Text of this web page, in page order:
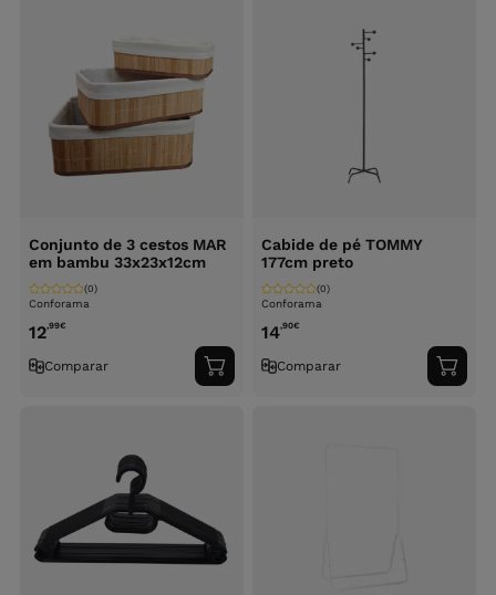
Conjunto de 3 cestos MAR
em bambu 33x23x12cm
Conforama
(0)
12,99€
Comparar
Adicionar
ao
Cabide de pé TOMMY
177cm preto
Conforama
(0)
14,90€
Comparar
ao